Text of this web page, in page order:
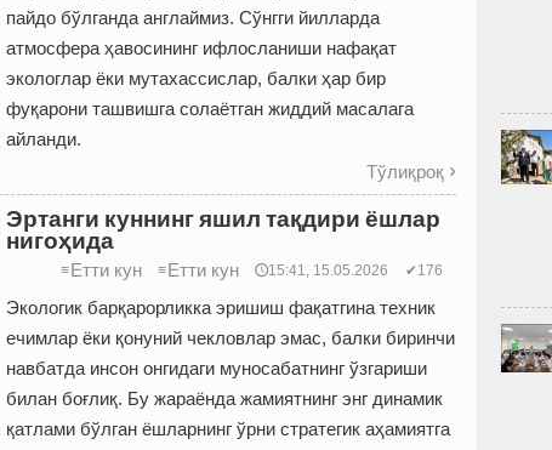
пайдо бўлганда англаймиз. Сўнгги йилларда
атмосфера ҳавосининг ифлосланиши нафақат
экологлар ёки мутахассислар, балки ҳар бир
фуқарони ташвишга солаётган жиддий масалага
айланди.
Тўлиқроқ 
Эртанги куннинг яшил тақдири ёшлар
нигоҳида
≡Етти кун ≡Етти кун 🕔15:41, 15.05.2026 ✔176
Экологик барқарорликка эришиш фақатгина техник
ечимлар ёки қонуний чекловлар эмас, балки биринчи
навбатда инсон онгидаги муносабатнинг ўзгариши
билан боғлиқ. Бу жараёнда жамиятнинг энг динамик
қатлами бўлган ёшларнинг ўрни стратегик аҳамиятга